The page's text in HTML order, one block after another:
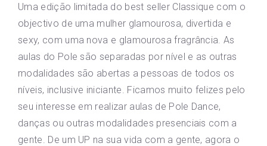
Uma edição limitada do best seller Classique com o
objectivo de uma mulher glamourosa, divertida e
sexy, com uma nova e glamourosa fragrância. As
aulas do Pole são separadas por nível e as outras
modalidades são abertas a pessoas de todos os
níveis, inclusive iniciante. Ficamos muito felizes pelo
seu interesse em realizar aulas de Pole Dance,
danças ou outras modalidades presenciais com a
gente. De um UP na sua vida com a gente, agora o